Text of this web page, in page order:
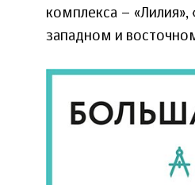
комплекса –
западном и
mos.ru_.jpg